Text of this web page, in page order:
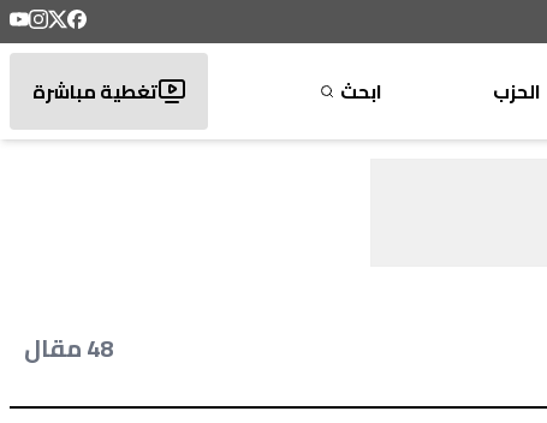
الحزب ابحث تغطية مباشرة
48 مقال